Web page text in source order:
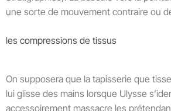
une sorte de mouvement contraire ou
les compressions de tissus
On supposera que la tapisserie que
lui glisse des mains lorsque Ulysse
accessoirement massacre les